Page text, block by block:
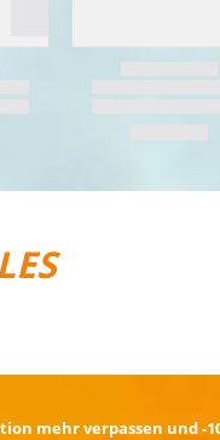
mehr verpassen und -